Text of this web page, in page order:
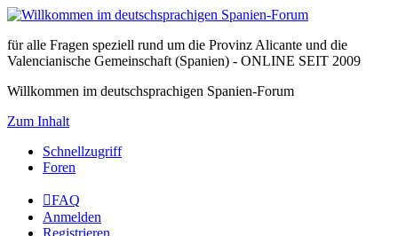
für alle Fragen speziell rund um die Provinz Alicante und die
Valencianische Gemeinschaft (Spanien) - ONLINE SEIT 2009
Willkommen im deutschsprachigen Spanien-Forum
Zum Inhalt
Schnellzugriff
Foren
FAQ
Anmelden
Registrieren